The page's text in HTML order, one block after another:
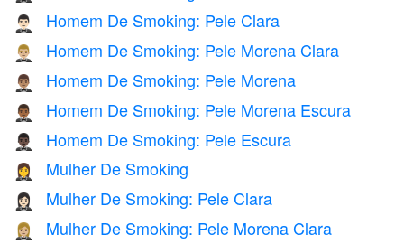
🤵🏻‍♂️ Homem De Smoking: Pele Clara
🤵🏼‍♂️ Homem De Smoking: Pele Morena Clara
🤵🏽‍♂️ Homem De Smoking: Pele Morena
🤵🏾‍♂️ Homem De Smoking: Pele Morena Escura
🤵🏿‍♂️ Homem De Smoking: Pele Escura
🤵‍♀️ Mulher De Smoking
🤵🏻‍♀️ Mulher De Smoking: Pele Clara
🤵🏼‍♀️ Mulher De Smoking: Pele Morena Clara